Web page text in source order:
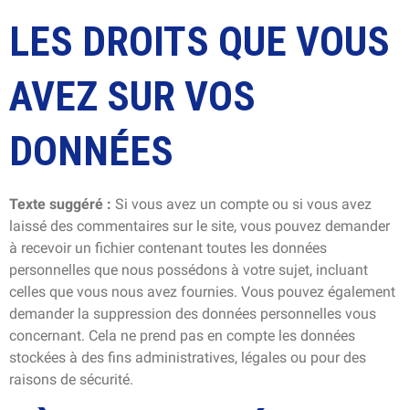
LES DROITS QUE VOUS
AVEZ SUR VOS
DONNÉES
Texte suggéré : Si vous avez un compte ou si vous avez
laissé des commentaires sur le site, vous pouvez demander
à recevoir un fichier contenant toutes les données
personnelles que nous possédons à votre sujet, incluant
celles que vous nous avez fournies. Vous pouvez également
demander la suppression des données personnelles vous
concernant. Cela ne prend pas en compte les données
stockées à des fins administratives, légales ou pour des
raisons de sécurité.